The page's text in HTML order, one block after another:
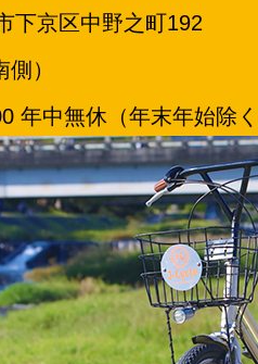
下京区中野之町192
）
年中無休（年末年始除